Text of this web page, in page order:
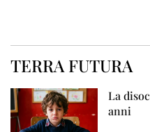
TERRA FUTURA
La
anni